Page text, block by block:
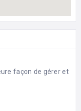
façon de gérer et